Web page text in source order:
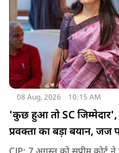
08 Aug, 2026 10:15 AM
'कुछ हुआ तो SC
प्रवक्ता का बड़ा बयान, जज